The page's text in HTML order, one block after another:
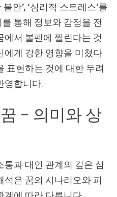
안’, ‘심리적 스트레스’를
통해 정보와 감정을 전
에서 볼펜에 찔린다는 것
에게 강한 영향을 미쳤다
표현하는 것에 대한 두려
영합니다.
– 의미와 상
과 대인 관계의 깊은 심
석은 꿈의 시나리오와 피